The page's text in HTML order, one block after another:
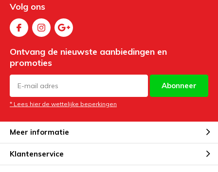
Volg ons
Ontvang de nieuwste aanbiedingen en
promoties
Abonneer
* Lees hier de wettelijke beperkingen
Meer informatie
Klantenservice